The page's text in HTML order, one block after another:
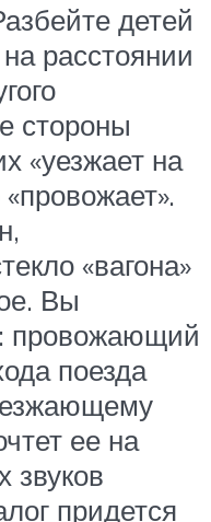
детей
расстоянии
стороны
«уезжает на
«вагона»
Вы
провожающий
поезда
ее на
звуков
придется